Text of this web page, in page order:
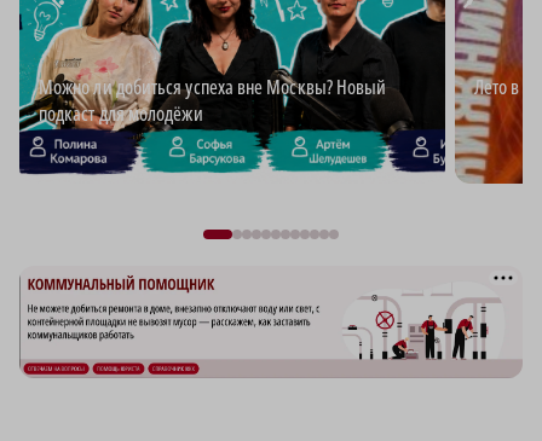
Можно ли добиться успеха вне Москвы? Новый
подкаст для молодёжи
Лето в